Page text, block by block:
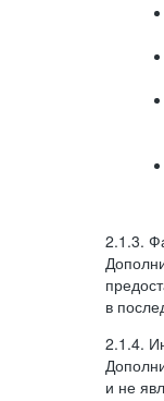
2.1.3.
в
2.1.4.
и не